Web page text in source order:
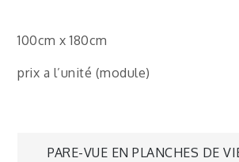
100cm x 180cm
prix a l’unité (module)
PARE-VUE EN PLANCHES DE